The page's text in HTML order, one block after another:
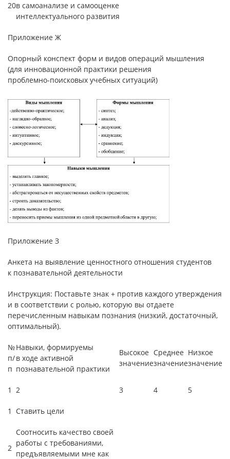
20в самоанализе и самооценке
интеллектуального развития
Приложение Ж
Опорный конспект форм и видов операций мышления
(для инновационной практики решения
проблемно-поисковых учебных ситуаций)
Приложение З
Анкета на выявление ценностного отношения студентов
к познавательной деятельности
Инструкция: Поставьте знак + против каждого утверждения
и в соответствии с ролью, которую вы отдаете
перечисленным навыкам познания (низкий, достаточный,
оптимальный).
№
п/
п
Навыки, формируемы
в ходе активной
познавательной практики
Высокое
значение
Среднее
значение
Низкое
значение
1 2 3 4 5
1 Ставить цели
2
Соотносить качество своей
работы с требованиями,
предъявляемыми мне как